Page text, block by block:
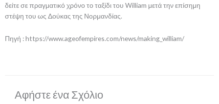
δείτε σε πραγματικό χρόνο το ταξίδι του William μετά την επίσημη
στέψη του ως Δούκας της Νορμανδίας.
Πηγή : https://www.ageofempires.com/news/making_william/
Αφήστε ένα Σχόλιο